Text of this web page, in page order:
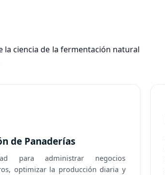
ciencia de la fermentación natural
de Panaderías
para administrar negocios
optimizar la producción diaria y